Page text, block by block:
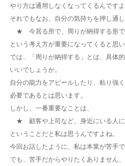
やり方は通用しなくなってくるんですよ
それでもなお、自分の気持ちを押し通し
★ 今居る所で、周りが納得する形で
という考え方が重要になってくると思い
では、「周りが納得する」とは、具体
いいでしょうか。
自分の能力をアピールしたり、粘り強
必要であるとは思います。
しかし、一番重要なことは、
★ 顧客や上司など、身近にいる人に
ということだと私は思うんですよね。
今回お話したように、私は本業が苦手で
でも、苦手だからやりたくありません